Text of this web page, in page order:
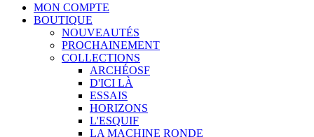
MON COMPTE
BOUTIQUE
NOUVEAUTÉS
PROCHAINEMENT
COLLECTIONS
ARCHÉOSF
D'ICI LÀ
ESSAIS
HORIZONS
L'ESQUIF
LA MACHINE RONDE